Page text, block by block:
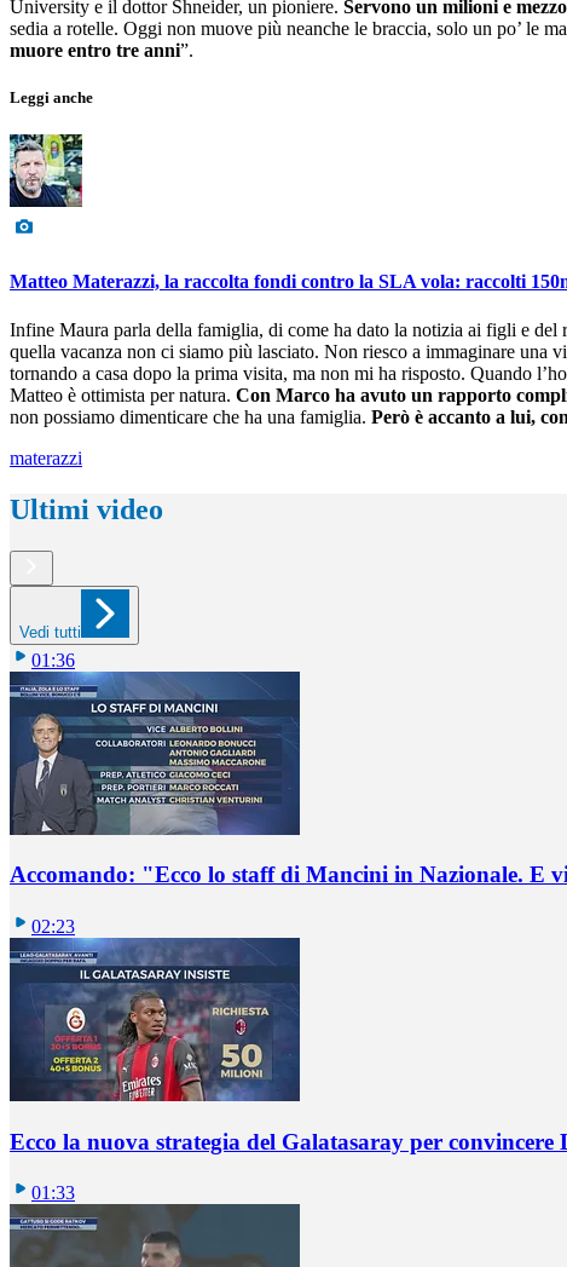
University e il dottor Shneider, un pioniere. Servono un milioni e
sedia a rotelle. Oggi non muove più neanche le braccia, solo un po’ le
muore entro tre anni”.
Leggi anche
Matteo Materazzi, la raccolta fondi contro la SLA vola: raccolti
Infine Maura parla della famiglia, di come ha dato la notizia ai figli e
quella vacanza non ci siamo più lasciato. Non riesco a immaginare
tornando a casa dopo la prima visita, ma non mi ha risposto. Quando
Matteo è ottimista per natura. Con Marco ha avuto un rapporto
non possiamo dimenticare che ha una famiglia. Però è accanto a lui,
materazzi
Ultimi video
Vedi tutti
01:36
Accomando: "Ecco lo staff di Mancini in Nazionale. E
02:23
Ecco la nuova strategia del Galatasaray per convincere
01:33